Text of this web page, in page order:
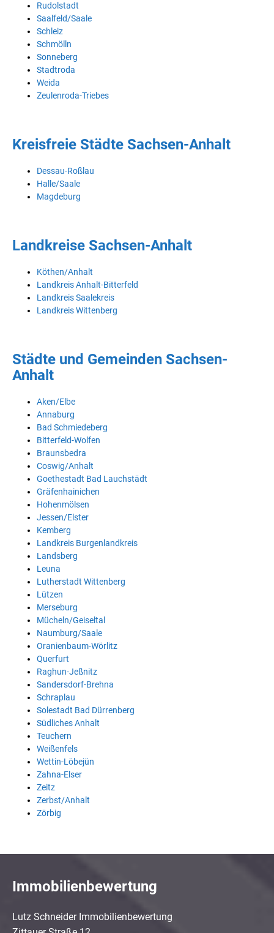
Rudolstadt
Saalfeld/Saale
Schleiz
Schmölln
Sonneberg
Stadtroda
Weida
Zeulenroda-Triebes
Kreisfreie Städte Sachsen-Anhalt
Dessau-Roßlau
Halle/Saale
Magdeburg
Landkreise Sachsen-Anhalt
Köthen/Anhalt
Landkreis Anhalt-Bitterfeld
Landkreis Saalekreis
Landkreis Wittenberg
Städte und Gemeinden Sachsen-
Anhalt
Aken/Elbe
Annaburg
Bad Schmiedeberg
Bitterfeld-Wolfen
Braunsbedra
Coswig/Anhalt
Goethestadt Bad Lauchstädt
Gräfenhainichen
Hohenmölsen
Jessen/Elster
Kemberg
Landkreis Burgenlandkreis
Landsberg
Leuna
Lutherstadt Wittenberg
Lützen
Merseburg
Mücheln/Geiseltal
Naumburg/Saale
Oranienbaum-Wörlitz
Querfurt
Raghun-Jeßnitz
Sandersdorf-Brehna
Schraplau
Solestadt Bad Dürrenberg
Südliches Anhalt
Teuchern
Weißenfels
Wettin-Löbejün
Zahna-Elser
Zeitz
Zerbst/Anhalt
Zörbig
Immobilienbewertung
Lutz Schneider Immobilienbewertung